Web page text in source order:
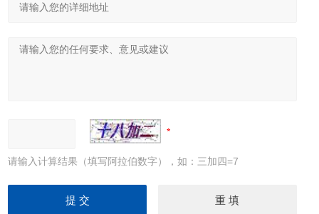
请输入计算结果（填写阿拉伯数字），如：三加四=7